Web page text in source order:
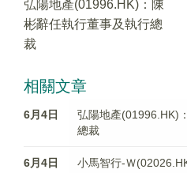
弘陽地產(01996.HK)：陳
彬辭任執行董事及執行總
裁
相關文章
6月4日
弘陽地產(01996.HK)
總裁
6月4日 小馬智行-Ｗ